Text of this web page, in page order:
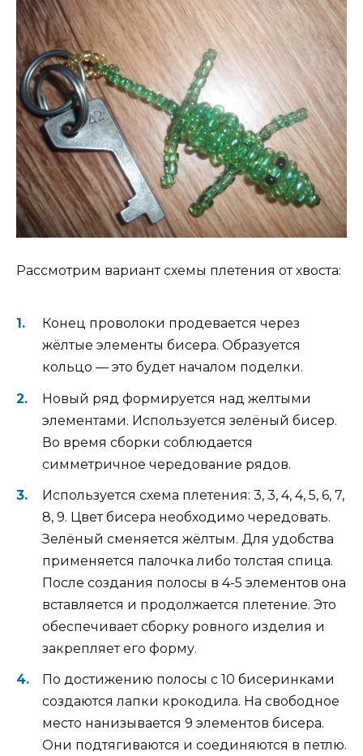
Рассмотрим вариант схемы плетения от хвоста:
Конец проволоки продевается через
жёлтые элементы бисера. Образуется
кольцо — это будет началом поделки.
Новый ряд формируется над желтыми
элементами. Используется зелёный бисер.
Во время сборки соблюдается
симметричное чередование рядов.
Используется схема плетения: 3, 3, 4, 4, 5, 6, 7,
8, 9. Цвет бисера необходимо чередовать.
Зелёный сменяется жёлтым. Для удобства
применяется палочка либо толстая спица.
После создания полосы в 4-5 элементов она
вставляется и продолжается плетение. Это
обеспечивает сборку ровного изделия и
закрепляет его форму.
По достижению полосы с 10 бисеринками
создаются лапки крокодила. На свободное
место нанизывается 9 элементов бисера.
Они подтягиваются и соединяются в петлю.